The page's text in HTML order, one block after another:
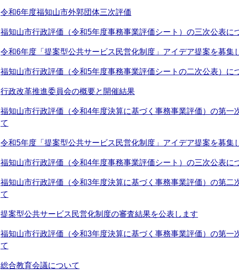
令和6年度福知山市外郭団体三次評価
福知山市行政評価（令和5年度事務事業評価シート）の三次公表に
令和6年度「提案型公共サービス民営化制度」アイデア提案を募集
福知山市行政評価（令和5年度事務事業評価シートの二次公表）に
行政改革推進委員会の概要と開催結果
福知山市行政評価（令和4年度決算に基づく事務事業評価）の第一
て
令和5年度「提案型公共サービス民営化制度」アイデア提案を募集
福知山市行政評価（令和4年度事務事業評価シート）の三次公表に
福知山市行政評価（令和3年度決算に基づく事務事業評価）の第二
て
提案型公共サービス民営化制度の審査結果を公表します
福知山市行政評価（令和3年度決算に基づく事務事業評価）の第一
て
総合教育会議について